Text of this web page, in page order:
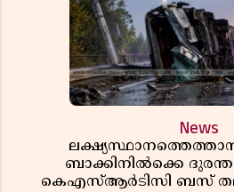
News
ബാക്കിനിൽക്കെ
കെഎസ്ആർടിസി ബസ്